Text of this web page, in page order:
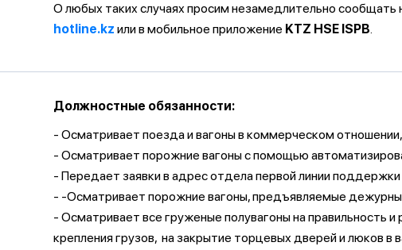
О любых таких случаях просим незамедлительно сообщать
hotline.kz или в мобильное приложение KTZ HSE ISPB.
Должностные обязанности:
- Осматривает поезда и вагоны в коммерческом
- Осматривает порожние вагоны с помощью
- Передает заявки в адрес отдела первой линии поддержки
- -Осматривает порожние вагоны, предъявляемые
- Осматривает все груженые полувагонына правильность
крепления грузов, на закрытие торцевых дверей и люков в